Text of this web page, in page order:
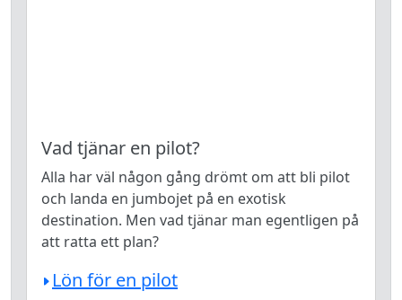
Vad tjänar en pilot?
Alla har väl någon gång drömt om att bli pilot
och landa en jumbojet på en exotisk
destination. Men vad tjänar man egentligen på
att ratta ett plan?
Lön för en pilot